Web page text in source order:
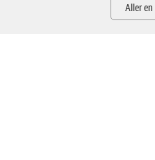
Aller